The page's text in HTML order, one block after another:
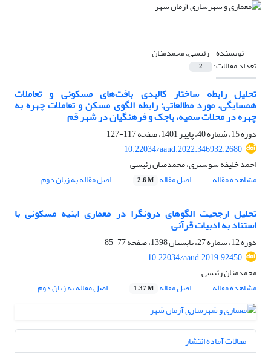
نویسنده =رئیسی، محمدمنان
تعداد مقالات: 2
تحلیل رابطه ساختار کالبدی بافت‌‌های مسکونی و تعاملات
همسایگی، مورد مطالعاتی: رابطه الگوی مسکن و تعاملات چهره به
چهره در محلات سمیه، باجک و فرهنگیان در شهر قم
دوره 15، شماره 40، پاییز 1401، صفحه
117-127
10.22034/aaud.2022.346932.2680
احمد خلیفه شوشتری، محمدمنان رئیسی
مشاهده مقاله
اصل مقاله 2.6 M اصل مقاله به زبان دوم
تحلیل ارجحیت الگوهای درونگرا در معماری ابنیه مسکونی با
استناد به ادبیات قرآنی
دوره 12، شماره 27، تابستان 1398، صفحه
77-85
10.22034/aaud.2019.92450
محمدمنان رئیسی
مشاهده مقاله
اصل مقاله 1.37 M اصل مقاله به زبان دوم
مقالات آماده انتشار